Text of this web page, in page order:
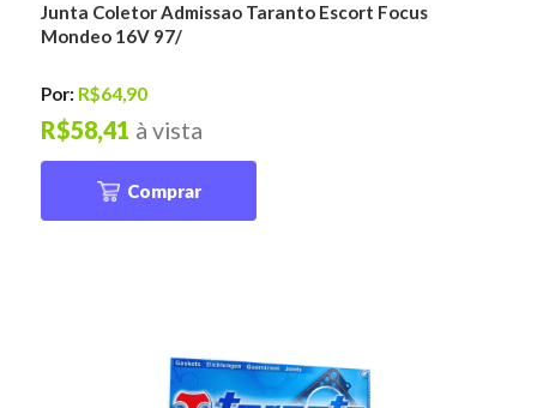
Junta Coletor Admissao Taranto Escort Focus
Mondeo 16V 97/
Por: R$64,90
à vista
R$58,41
Comprar